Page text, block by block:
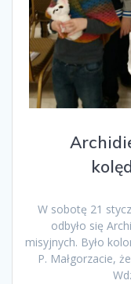
W sobotę 21
odbyło się
misyjnych. Było
P. Małgorzacie,